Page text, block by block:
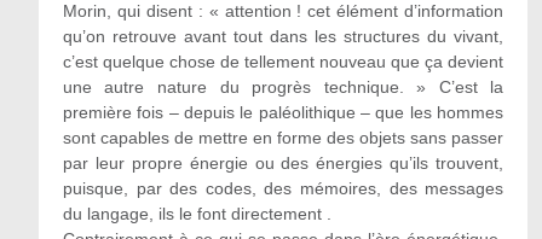
Morin, qui disent : « attention ! cet élément d’information
qu’on retrouve avant tout dans les structures du vivant,
c’est quelque chose de tellement nouveau que ça devient
une autre nature du progrès technique. » C’est la
première fois – depuis le paléolithique – que les hommes
sont capables de mettre en forme des objets sans passer
par leur propre énergie ou des énergies qu’ils trouvent,
puisque, par des codes, des mémoires, des messages
du langage, ils le font directement .